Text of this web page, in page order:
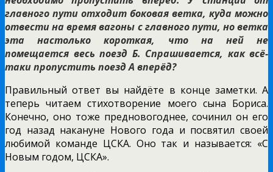
главного пути отходит боковая ветка, куда можно
отвести на время вагоны с главного пути, но ветка
эта настолько короткая, что на ней не
помещается весь поезд Б. Спрашивается, как всё-
таки пропустить поезд А вперёд?
Правильный ответ вы найдёте в конце заметки. А
теперь читаем стихотворение моего сына Бориса.
Конечно, оно тоже предновогоднее, сочинил он его
год назад накануне Нового года и посвятил своей
любимой команде ЦСКА. Оно так и называется: «С
Новым годом, ЦСКА».